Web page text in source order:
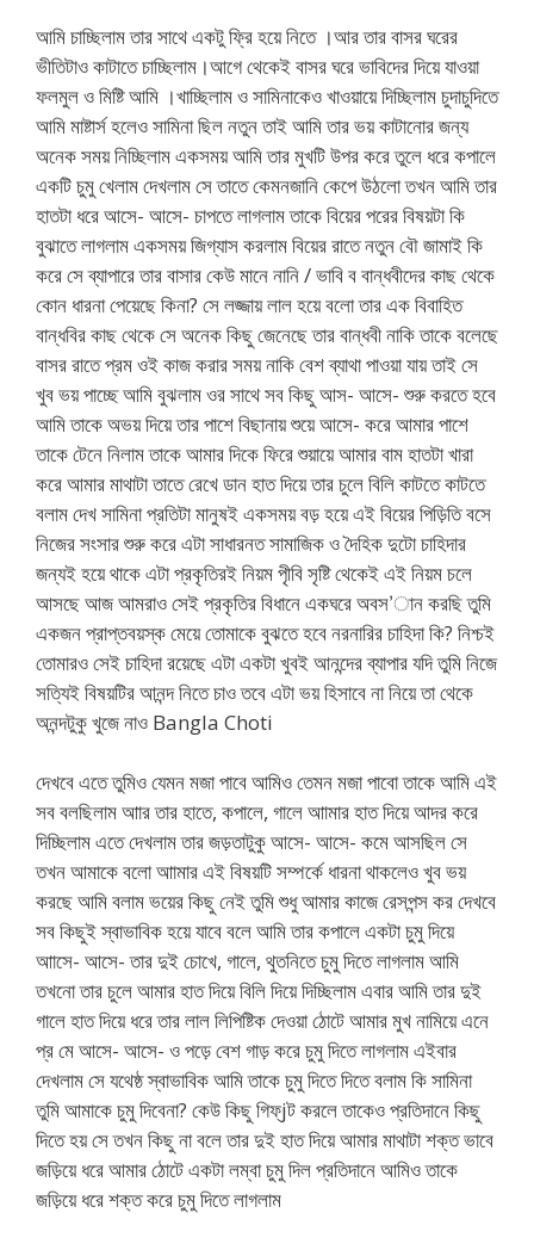
আমি চাচ্ছিলাম তার সাথে একটু ফ্রি হয়ে নিতে ।আর তার বাসর ঘরের
ভীতিটাও কাটাতে চাচ্ছিলাম।আগে থেকেই বাসর ঘরে ভাবিদের দিয়ে যাওয়া
ফলমুল ও মিষ্টি আমি ।খাচ্ছিলাম ও সামিনাকেও খাওয়ায়ে দিচ্ছিলাম চুদাচুদিতে
আমি মাষ্টার্স হলেও সামিনা ছিল নতুন তাই আমি তার ভয় কাটানোর জন্য
অনেক সময় নিচ্ছিলাম একসময় আমি তার মুখটি উপর করে তুলে ধরে কপালে
একটি চুমু খেলাম দেখলাম সে তাতে কেমনজানি কেপে উঠলো তখন আমি তার
হাতটা ধরে আসে- আসে- চাপতে লাগলাম তাকে বিয়ের পরের বিষয়টা কি
বুঝাতে লাগলাম একসময় জিগ্যাস করলাম বিয়ের রাতে নতুন বৌ জামাই কি
করে সে ব্যাপারে তার বাসার কেউ মানে নানি / ভাবি ব বান্ধবীদের কাছ থেকে
কোন ধারনা পেয়েছে কিনা? সে লজ্জায় লাল হয়ে বলো তার এক বিবাহিত
বান্ধবির কাছ থেকে সে অনেক কিছু জেনেছে তার বান্ধবী নাকি তাকে বলেছে
বাসর রাতে প্রম ওই কাজ করার সময় নাকি বেশ ব্যাথা পাওয়া যায় তাই সে
খুব ভয় পাচ্ছে আমি বুঝলাম ওর সাথে সব কিছু আস- আসে- শুরু করতে হবে
আমি তাকে অভয় দিয়ে তার পাশে বিছানায় শুয়ে আসে- করে আমার পাশে
তাকে টেনে নিলাম তাকে আমার দিকে ফিরে শুয়ায়ে আমার বাম হাতটা খারা
করে আমার মাথাটা তাতে রেখে ডান হাত দিয়ে তার চুলে বিলি কাটতে কাটতে
বলাম দেখ সামিনা প্রতিটা মানুষই একসময় বড় হয়ে এই বিয়ের পিড়িতি বসে
নিজের সংসার শুরু করে এটা সাধারনত সামাজিক ও দৈহিক দুটো চাহিদার
জন্যই হয়ে থাকে এটা প্রকৃতিরই নিয়ম পৃীবি সৃষ্টি থেকেই এই নিয়ম চলে
আসছে আজ আমরাও সেই প্রকৃতির বিধানে একঘরে অবস’ান করছি তুমি
একজন প্রাপ্তবয়স্ক মেয়ে তোমাকে বুঝতে হবে নরনারির চাহিদা কি? নিশ্চই
তোমারও সেই চাহিদা রয়েছে এটা একটা খুবই আনন্দের ব্যাপার যদি তুমি নিজে
সত্যিই বিষয়টির আনন্দ নিতে চাও তবে এটা ভয় হিসাবে না নিয়ে তা থেকে
অনন্দটুকু খুজে নাও Bangla Choti
দেখবে এতে তুমিও যেমন মজা পাবে আমিও তেমন মজা পাবো তাকে আমি এই
সব বলছিলাম আার তার হাতে, কপালে, গালে আামার হাত দিয়ে আদর করে
দিচ্ছিলাম এতে দেখলাম তার জড়তাটুকু আসে- আসে- কমে আসছিল সে
তখন আমাকে বলো আামার এই বিষয়টি সম্পর্কে ধারনা থাকলেও খুব ভয়
করছে আমি বলাম ভয়ের কিছু নেই তুমি শুধু আমার কাজে রেসপন্স কর দেখবে
সব কিছুই স্বাভাবিক হয়ে যাবে বলে আমি তার কপালে একটা চুমু দিয়ে
আাসে- আসে- তার দুই চোখে, গালে, থুতনিতে চুমু দিতে লাগলাম আমি
তখনো তার চুলে আমার হাত দিয়ে বিলি দিয়ে দিচ্ছিলাম এবার আমি তার দুই
গালে হাত দিয়ে ধরে তার লাল লিপিষ্টিক দেওয়া ঠোটে আমার মুখ নামিয়ে এনে
প্র মে আসে- আসে- ও পড়ে বেশ গাড় করে চুমু দিতে লাগলাম এইবার
দেখলাম সে যথেষ্ঠ স্বাভাবিক আমি তাকে চুমু দিতে দিতে বলাম কি সামিনা
তুমি আমাকে চুমু দিবেনা? কেউ কিছু গিফ্jট করলে তাকেও প্রতিদানে কিছু
দিতে হয় সে তখন কিছু না বলে তার দুই হাত দিয়ে আমার মাথাটা শক্ত ভাবে
জড়িয়ে ধরে আমার ঠোটে একটা লম্বা চুমু দিল প্রতিদানে আমিও তাকে
জড়িয়ে ধরে শক্ত করে চুমু দিতে লাগলাম